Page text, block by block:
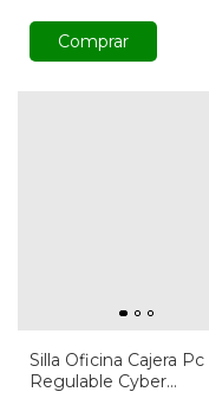
Comprar
Silla Oficina Cajera Pc
Regulable Cyber